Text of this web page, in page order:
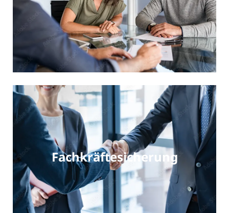
Fachkräftesicherung